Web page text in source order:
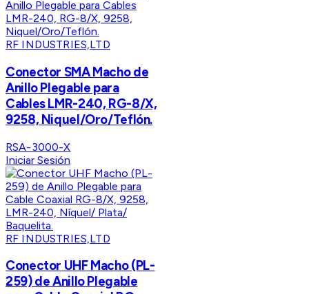
RF INDUSTRIES,LTD
Conector SMA Macho de
Anillo Plegable para
Cables LMR-240, RG-8/X,
9258, Niquel/Oro/Teflón.
RSA-3000-X
Iniciar Sesión
RF INDUSTRIES,LTD
Conector UHF Macho (PL-
259) de Anillo Plegable